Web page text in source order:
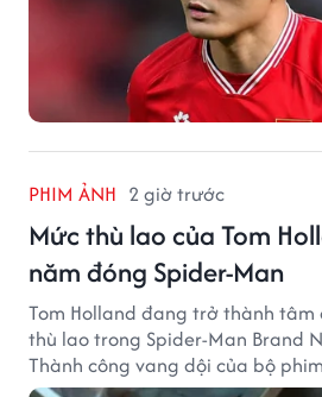
PHIM ẢNH 2 giờ trước
Mức thù lao của Tom
năm đóng Spider-Man
Tom Holland đang trở thành tâm
thù lao trong Spider-Man Brand
Thành công vang dội của bộ